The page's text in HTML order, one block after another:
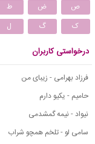
ص
ض ط
ک
گ ل
درخواستی کاربران
فرزاد بهرامی - زیبای من
حامیم - یکیو دارم
نیواد - نیمه گمشدمی
سامی لو - تلخم همچو شراب